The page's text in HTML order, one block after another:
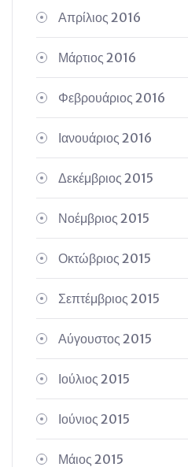
Απρίλιος 2016
Μάρτιος 2016
Φεβρουάριος 2016
Ιανουάριος 2016
Δεκέμβριος 2015
Νοέμβριος 2015
Οκτώβριος 2015
Σεπτέμβριος 2015
Αύγουστος 2015
Ιούλιος 2015
Ιούνιος 2015
Μάιος 2015